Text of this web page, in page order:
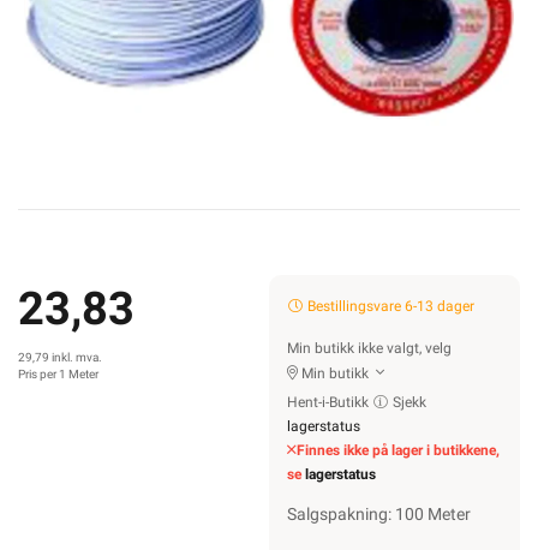
23,83
29,79 inkl. mva.
Pris per 1 Meter
Bestillingsvare 6-13 dager
Min butikk ikke valgt, velg
Min butikk
Hent-i-Butikk
Sjekk
lagerstatus
Finnes ikke på lager i butikkene,
se lagerstatus
Salgspakning: 100 Meter